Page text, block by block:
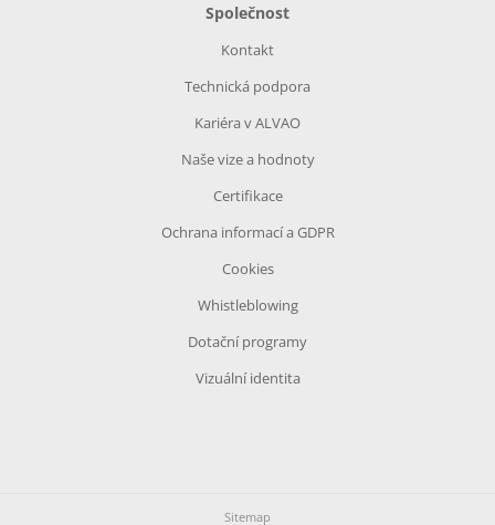
Společnost
Kontakt
Technická podpora
Kariéra v ALVAO
Naše vize a hodnoty
Certifikace
Ochrana informací a GDPR
Cookies
Whistleblowing
Dotační programy
Vizuální identita
Sitemap